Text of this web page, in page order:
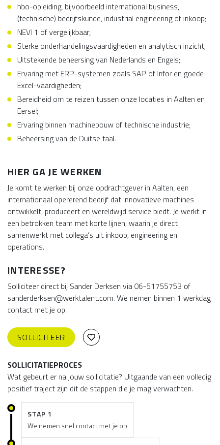
hbo-opleiding, bijvoorbeeld international business,
(technische) bedrijfskunde, industrial engineering of inkoop;
NEVI 1 of vergelijkbaar;
Sterke onderhandelingsvaardigheden en analytisch inzicht;
Uitstekende beheersing van Nederlands en Engels;
Ervaring met ERP-systemen zoals SAP of Infor en goede
Excel-vaardigheden;
Bereidheid om te reizen tussen onze locaties in Aalten en
Eersel;
Ervaring binnen machinebouw of technische industrie;
Beheersing van de Duitse taal.
HIER GA JE WERKEN
Je komt te werken bij onze opdrachtgever in Aalten, een
internationaal opererend bedrijf dat innovatieve machines
ontwikkelt, produceert en wereldwijd service biedt. Je werkt in
een betrokken team met korte lijnen, waarin je direct
samenwerkt met collega’s uit inkoop, engineering en
operations.
INTERESSE?
Solliciteer direct bij Sander Derksen via 06-51755753 of
sanderderksen@werktalent.com. We nemen binnen 1 werkdag
contact met je op.
SOLLICITEER
SOLLICITATIEPROCES
Wat gebeurt er na jouw sollicitatie? Uitgaande van een volledig
positief traject zijn dit de stappen die je mag verwachten.
STAP 1
We nemen snel contact met je op